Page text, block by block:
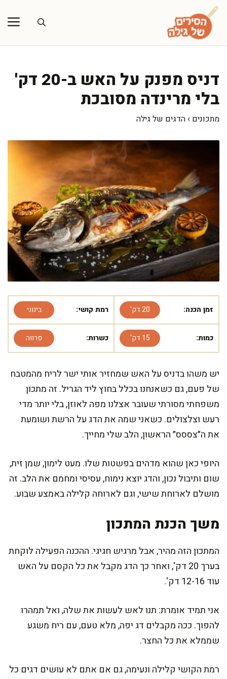
לדלג
לתוכן
דניס מפנק על האש ב-20 דק'
בלי מרינדה מסובכת
מתכונים › הדגים של גילה
זמן הכנה: 20 דק' רמת קושי: בינוני
כמות: 15 דק' כשרות: פרווה
יש משהו בדניס על האש שמחזיר אותי ישר לריח מהמטבח
של פעם, גם כשאנחנו בכלל בחוץ ליד הגריל. זה מתכון
משפחתי מסורתי שעובר אצלנו מפה לאוזן, בלי יותר מדי
רעש וצלצולים. כשאני שמה את הדג על הרשת ושומעת
את ה״צססס״ הראשון, הלב שלי מחייך.
היופי כאן שהוא מדהים בפשטות שלו. מעט לימון, שמן זית,
שום ותיבול נכון, והדג יוצא נימוח, עסיסי ומחמם את הלב. זה
מושלם לארוחת שישי, וגם לארוחה קלילה באמצע שבוע.
משך הכנת המתכון
המתכון הזה מהיר, אבל מרגיש חגיגי. ההכנה הפעילה לוקחת
בערך 20 דק', ואחר כך הדג מקבל את כל הקסם על האש
עוד 12-16 דק'.
אני תמיד אומרת: תנו לאש לעשות את שלה, ואל תמהרו
להפוך. ככה מקבלים דג יפה, מלא טעם, עם ריח משגע
שממלא את כל החצר.
רמת הקושי קלילה ונעימה, גם אם אתם לא עושים דגים כל